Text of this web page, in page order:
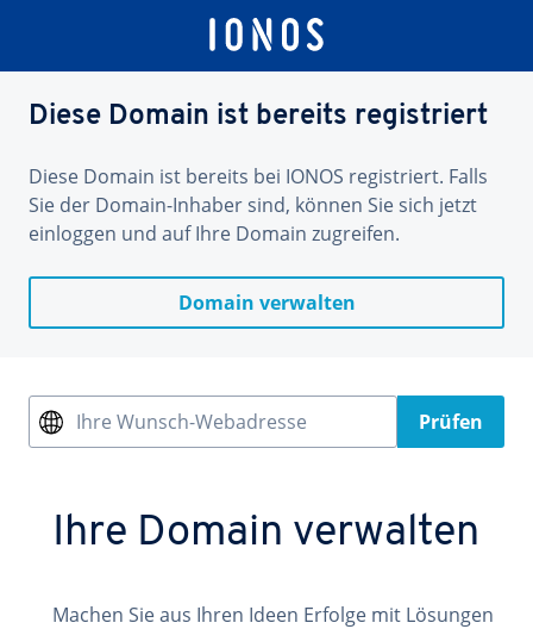
Diese Domain ist bereits registriert
Diese Domain ist bereits bei IONOS registriert. Falls
Sie der Domain-Inhaber sind, können Sie sich jetzt
einloggen und auf Ihre Domain zugreifen.
Domain verwalten
Ihre Wunsch-Webadresse Prüfen
Ihre Domain verwalten
Machen Sie aus Ihren Ideen Erfolge mit Lösungen